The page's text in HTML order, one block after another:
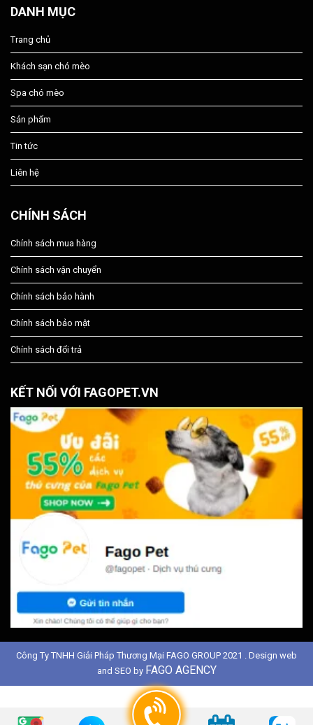
DANH MỤC
Trang chủ
Khách sạn chó mèo
Spa chó mèo
Sản phẩm
Tin tức
Liên hệ
CHÍNH SÁCH
Chính sách mua hàng
Chính sách vận chuyển
Chính sách bảo hành
Chính sách bảo mật
Chính sách đổi trả
KẾT NỐI VỚI FAGOPET.VN
Công Ty TNHH Giải Pháp Thương Mại FAGO GROUP 2021 . Design web
and SEO by FAGO AGENCY